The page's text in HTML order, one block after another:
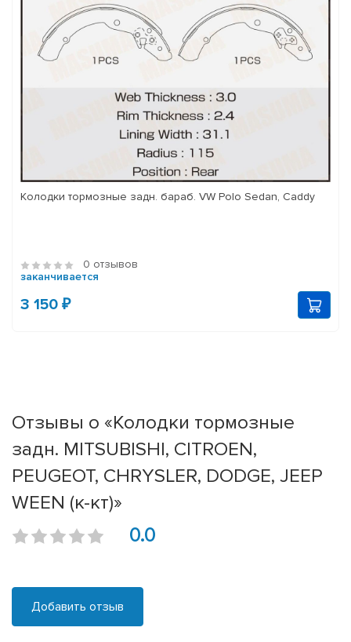
Колодки тормозные задн. бараб. VW Polo Sedan, Caddy
0 отзывов
заканчивается
3 150 ₽
Отзывы о «Колодки тормозные
задн. MITSUBISHI, CITROEN,
PEUGEOT, CHRYSLER, DODGE, JEEP
WEEN (к-кт)»
0.0
Добавить отзыв